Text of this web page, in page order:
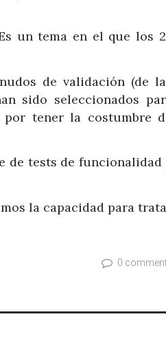
un tema en el que los
de validación (de
sido seleccionados
tener la costumbre
de tests de funcionalidad
la capacidad para
0